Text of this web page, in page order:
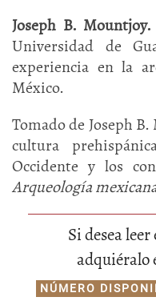
Joseph B. Mountjoy.
Universidad de
experiencia en la
México.
Tomado de Joseph
cultura
Occidente y los
Arqueología
Si desea
adquiéralo
NÚMERO